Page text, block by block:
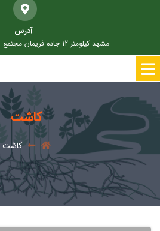
آدرس
مشهد کیلومتر 12 جاده فریمان مجتمع شهید خبیری پلاک B7
کاشت
کاشت